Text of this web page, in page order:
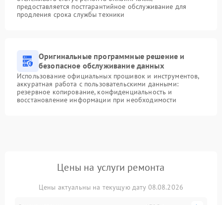
предоставляется постгарантийное обслуживание для
продления срока службы техники
Оригинальные программные решение и
безопасное обслуживание данных
Использование официальных прошивок и инструментов,
аккуратная работа с пользовательскими данными:
резервное копирование, конфиденциальность и
восстановление информации при необходимости
Цены на услуги ремонта
Цены актуальны на текущую дату 08.08.2026